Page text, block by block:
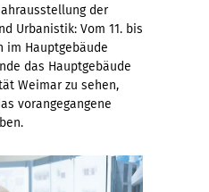
der
Urbanistik: Vom 11. bis
im Hauptgebäude
das Hauptgebäude
Weimar zu sehen,
vorangegangene